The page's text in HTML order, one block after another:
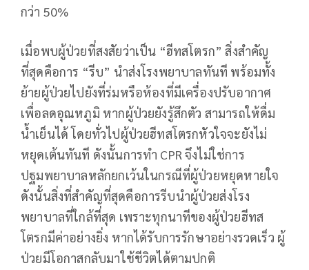
กว่า 50%
เมื่อพบผู้ป่วยที่สงสัยว่าเป็น “ฮีทสโตรก” สิ่งสำคัญ
ที่สุดคือการ “รีบ” นำส่งโรงพยาบาลทันที พร้อมทั้ง
ย้ายผู้ป่วยไปยังที่ร่มหรือห้องที่มีเครื่องปรับอากาศ
เพื่อลดอุณหภูมิ หากผู้ป่วยยังรู้สึกตัว สามารถให้ดื่ม
น้ำเย็นได้ โดยทั่วไปผู้ป่วยฮีทสโตรกหัวใจจะยังไม่
หยุดเต้นทันที ดังนั้นการทำ CPR จึงไม่ใช่การ
ปฐมพยาบาลหลักยกเว้นในกรณีที่ผู้ป่วยหยุดหายใจ
ดังนั้นสิ่งที่สำคัญที่สุดคือการรีบนำผู้ป่วยส่งโรง
พยาบาลที่ใกล้ที่สุด เพราะทุกนาทีของผู้ป่วยฮีทส
โตรกมีค่าอย่างยิ่ง หากได้รับการรักษาอย่างรวดเร็ว ผู้
ป่วยมีโอกาสกลับมาใช้ชีวิตได้ตามปกติ